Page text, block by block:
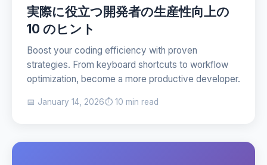
実際に役立つ開発者の生産性向上の
10 のヒント
Boost your coding efficiency with proven
strategies. From keyboard shortcuts to workflow
optimization, become a more productive developer.
📅 January 14, 2026⏱️ 10 min read